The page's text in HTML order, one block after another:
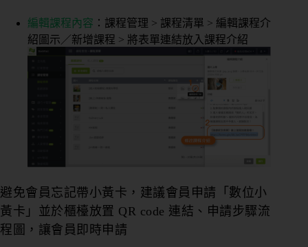
編輯課程內容 ：課程管理 > 課程清單 > 編輯課程介
紹圖示／新增課程 > 將表單連結放入課程介紹
避免會員忘記帶小黃卡，建議會員申請「數位小
黃卡」並於櫃檯放置 QR code 連結、申請步驟流
程圖，讓會員即時申請
想
了
解
的
課
課
管